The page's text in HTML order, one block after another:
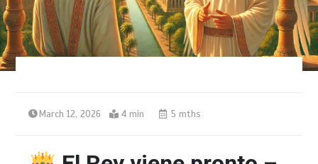
March 12, 2026 4 min 5 mths